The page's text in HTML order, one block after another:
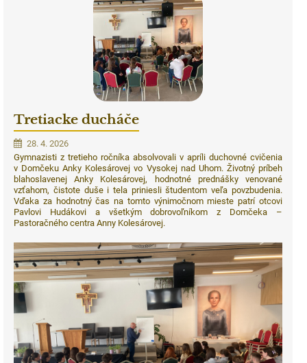
Tretiacke ducháče
28. 4. 2026
Gymnazisti z tretieho ročníka absolvovali v apríli duchovné cvičenia
v Domčeku Anky Kolesárovej vo Vysokej nad Uhom. Životný príbeh
blahoslavenej Anky Kolesárovej, hodnotné prednášky venované
vzťahom, čistote duše i tela priniesli študentom veľa povzbudenia.
Vďaka za hodnotný čas na tomto výnimočnom mieste patrí otcovi
Pavlovi Hudákovi a všetkým dobrovoľníkom z Domčeka –
Pastoračného centra Anny Kolesárovej.